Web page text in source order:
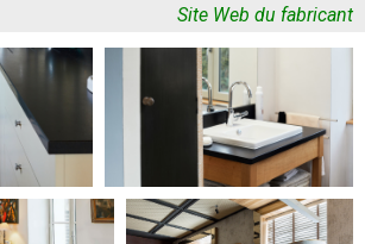
Site Web du fabricant